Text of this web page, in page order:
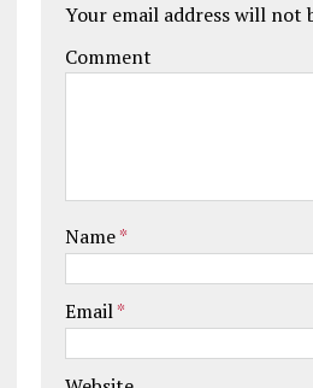
Your email address will not
Comment
Name*
Email*